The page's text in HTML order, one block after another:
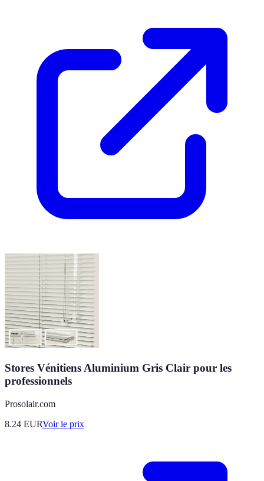
Stores Vénitiens Aluminium Gris Clair pour les
professionnels
Prosolair.com
8.24 EURVoir le prix